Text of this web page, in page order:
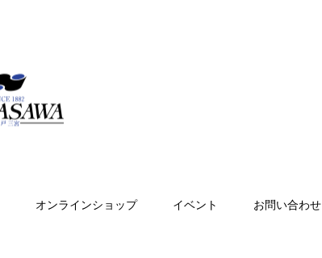
オンラインショップ イベント お問い合わせ